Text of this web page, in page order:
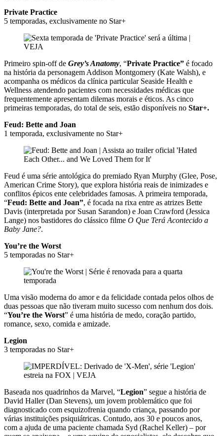
Private Practice
5 temporadas, exclusivamente no Star+
Primeiro spin-off de Grey’s Anatomy, “Private Practice” é focado
na história da personagem Addison Montgomery (Kate Walsh), e
acompanha os médicos da clínica particular Seaside Health e
Wellness atendendo pacientes com necessidades médicas que
frequentemente apresentam dilemas morais e éticos. As cinco
primeiras temporadas, do total de seis, estão disponíveis no Star+.
Feud: Bette and Joan
1 temporada, exclusivamente no Star+
Feud é uma série antológica do premiado Ryan Murphy (Glee, Pose,
American Crime Story), que explora história reais de inimizades e
conflitos épicos ente celebridades famosas. A primeira temporada,
“Feud: Bette and Joan”, é focada na rixa entre as atrizes Bette
Davis (interpretada por Susan Sarandon) e Joan Crawford (Jessica
Lange) nos bastidores do clássico filme O Que Terá Acontecido a
Baby Jane?.
You’re the Worst
5 temporadas no Star+
Uma visão moderna do amor e da felicidade contada pelos olhos de
duas pessoas que não tiveram muito sucesso com nenhum dos dois.
“You’re the Worst” é uma história de medo, coração partido,
romance, sexo, comida e amizade.
Legion
3 temporadas no Star+
Baseada nos quadrinhos da Marvel, “Legion” segue a história de
David Haller (Dan Stevens), um jovem problemático que foi
diagnosticado com esquizofrenia quando criança, passando por
várias instituições psiquiátricas. Contudo, aos 30 e poucos anos,
com a ajuda de uma paciente chamada Syd (Rachel Keller) – por